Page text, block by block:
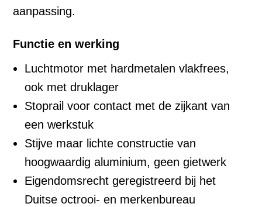
aanpassing.
Functie en werking
Luchtmotor met hardmetalen vlakfrees,
ook met druklager
Stoprail voor contact met de zijkant van
een werkstuk
Stijve maar lichte constructie van
hoogwaardig aluminium, geen gietwerk
Eigendomsrecht geregistreerd bij het
Duitse octrooi- en merkenbureau